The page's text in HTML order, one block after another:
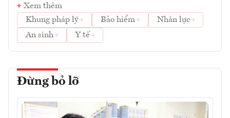
Xem thêm
Khung pháp lý
Bảo hiểm
Nhân lực
An sinh
Y tế
Đừng bỏ lỡ